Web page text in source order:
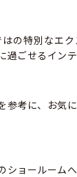
の特別なエ
過ごせるイン
参考に、お気
ショールーム